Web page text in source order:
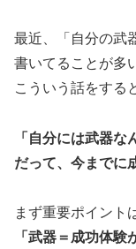
最近、「自分の武
書いてることが多
こういう話をする
「自分には武器な
だって、今までに
まず重要ポイント
「武器＝成功体験